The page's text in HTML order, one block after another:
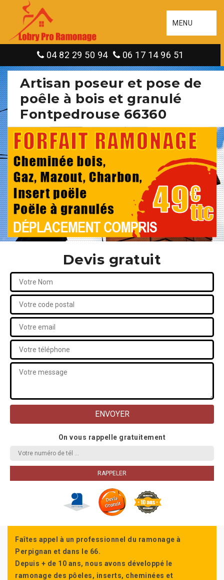
MENU
04 82 29 50 94 06 17 14 96 51
Artisan poseur et pose de
poêle à bois et granulé
Fontpedrouse 66360
Devis gratuit
On vous rappelle gratuitement
Faîtes appel à un professionnel du ramonage à
Perpignan et dans le 66.
Depuis + de 10 ans, nous avons développé le
ramonage des pôeles, inserts, cheminées et